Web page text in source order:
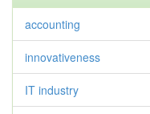
accounting
innovativeness
IT industry